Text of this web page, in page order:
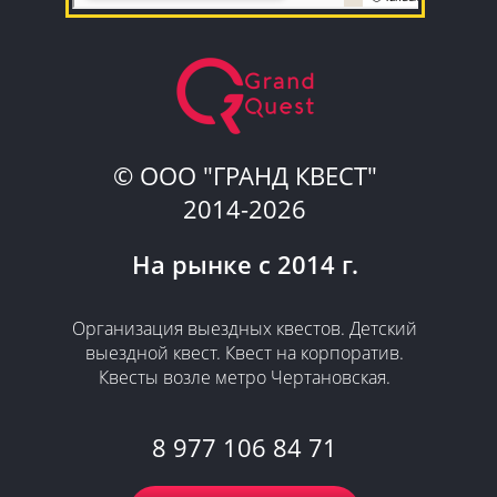
© ООО "ГРАНД КВЕСТ"
2014-2026
На рынке с 2014 г.
​Организация выездных квестов. Детский
выездной квест. Квест на корпоратив.
Квесты возле метро Чертановская.
8 977 106 84 71